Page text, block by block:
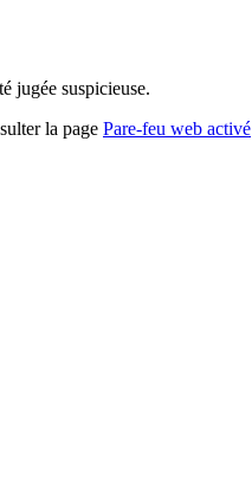
jugée suspicieuse.
la page Pare-feu web activé